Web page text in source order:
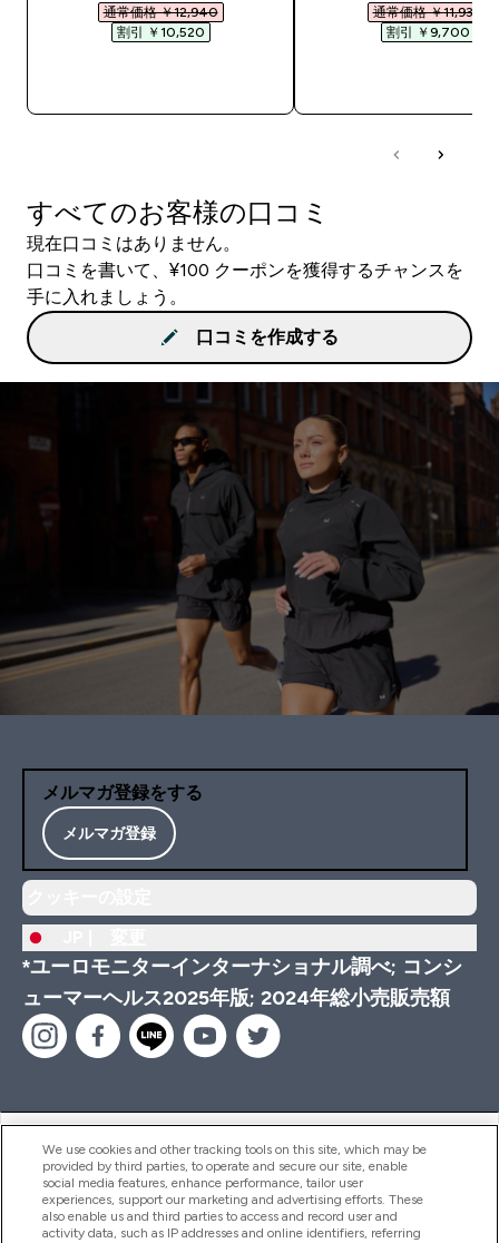
通常価格 ￥12,940‎
割引 ￥10,520‎
通常価格 ￥11,930‎
割引 ￥9,700‎
すべてのお客様の口コミ
現在口コミはありません。
口コミを書いて、¥100 クーポンを獲得するチャンスを
手に入れましょう。
口コミを作成する
メルマガ登録をする
メルマガ登録
*ユーロモニターインターナショナル調べ; コンシ
ューマーヘルス2025年版; 2024年総小売販売額
ヘルプ＆ガイド
商品について
We use cookies and other tracking tools on this site, which may be
provided by third parties, to operate and secure our site, enable
social media features, enhance performance, tailor user
experiences, support our marketing and advertising efforts. These
also enable us and third parties to access and record user and
activity data, such as IP addresses and online identifiers, referring